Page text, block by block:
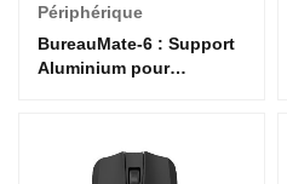
Périphérique
BureauMate-6 : Support
Aluminium pour